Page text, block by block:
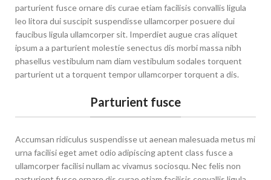
parturient fusce ornare dis curae etiam facilisis convallis ligula
leo litora dui suscipit suspendisse ullamcorper posuere dui
faucibus ligula ullamcorper sit. Imperdiet augue cras aliquet
ipsum a a parturient molestie senectus dis morbi massa nibh
phasellus vestibulum nam diam vestibulum sodales torquent
parturient ut a torquent tempor ullamcorper torquent a dis.
Parturient fusce
Accumsan ridiculus suspendisse ut aenean malesuada metus mi
urna facilisi eget amet odio adipiscing aptent class fusce a
ullamcorper facilisi nullam ac vivamus sociosqu. Nec felis non